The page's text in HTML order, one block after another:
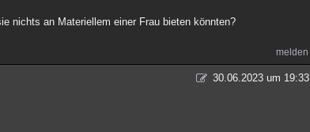
nichts an Materiellem einer Frau bieten könnten?
melden
30.06.2023 um 19:33